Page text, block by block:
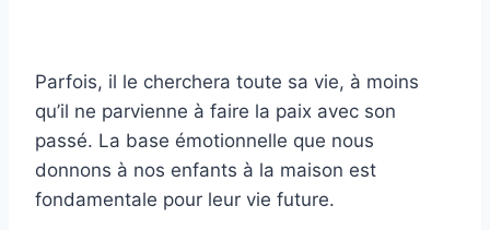
Parfois, il le cherchera toute sa vie, à moins
qu’il ne parvienne à faire la paix avec son
passé. La base émotionnelle que nous
donnons à nos enfants à la maison est
fondamentale pour leur vie future.